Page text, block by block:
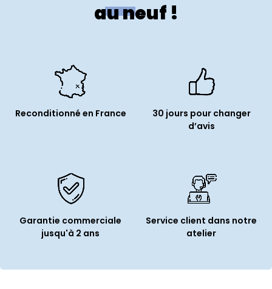
Système d'exploitation :
Système compatible :
Langue du clavier : QWERTY US
Touch ID
Oui
Génération Wi-Fi :
Bluetooth : Oui
Prise audio : 1
au neuf !
Reconditionné en France
30 jours pour changer
d’avis
Garantie commerciale
jusqu'à 2 ans
Service client dans notre
atelier